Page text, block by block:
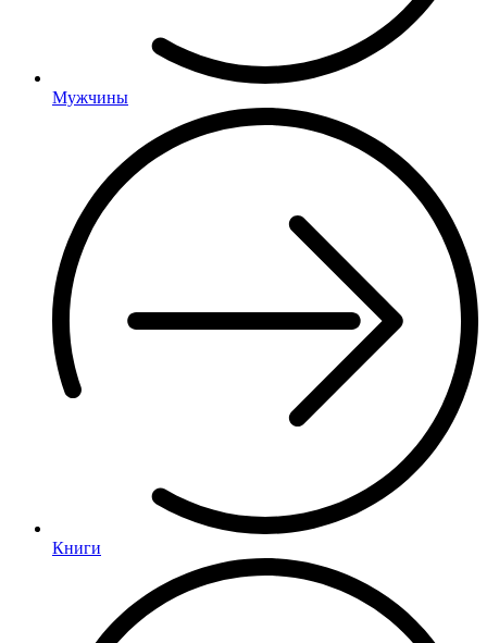
Мужчины
Книги